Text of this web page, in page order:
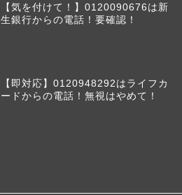
【気を付けて！】0120090676は新
生銀行からの電話！要確認！
【即対応】0120948292はライフカ
ードからの電話！無視はやめて！